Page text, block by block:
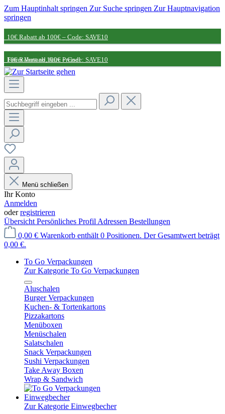
Zum Hauptinhalt springen Zur Suche springen Zur Hauptnavigation
springen
10€ Rabatt ab 100€ – Code: SAVE10
Fairer Versand, faire Preise!
Nachhaltige Partnerschaft
10€ Rabatt ab 100€ – Code: SAVE10
Fairer Versand, faire Preise!
Nachhaltige Partnerschaft
Menü schließen
Ihr Konto
Anmelden
oderregistrieren
Übersicht Persönliches Profil Adressen Bestellungen
0,00 € Warenkorb enthält 0 Positionen. Der Gesamtwert beträgt
0,00 €.
To Go Verpackungen
Zur Kategorie To Go Verpackungen
Aluschalen
Burger Verpackungen
Kuchen- & Tortenkartons
Pizzakartons
Menüboxen
Menüschalen
Salatschalen
Snack Verpackungen
Sushi Verpackungen
Take Away Boxen
Wrap & Sandwich
Einwegbecher
Zur Kategorie Einwegbecher